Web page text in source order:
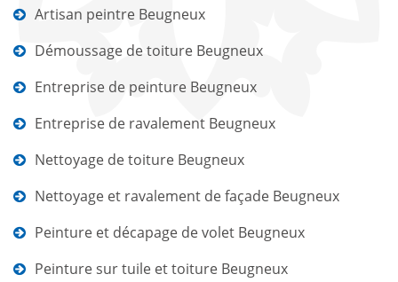
Artisan peintre Beugneux
Démoussage de toiture Beugneux
Entreprise de peinture Beugneux
Entreprise de ravalement Beugneux
Nettoyage de toiture Beugneux
Nettoyage et ravalement de façade Beugneux
Peinture et décapage de volet Beugneux
Peinture sur tuile et toiture Beugneux